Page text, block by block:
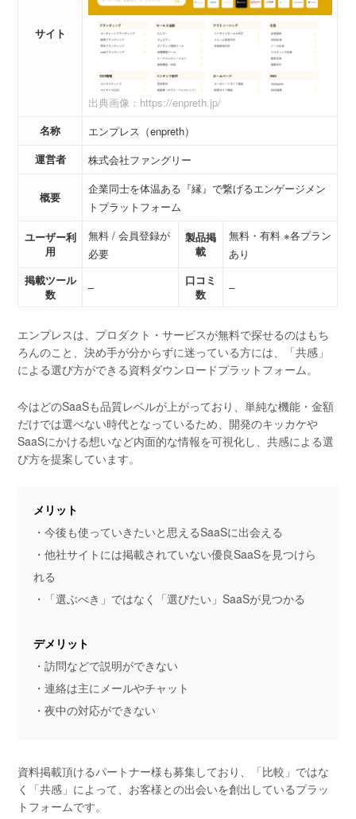
サイト
出典画像：https://enpreth.jp/
名称
エンプレス（enpreth）
運営者
株式会社ファングリー
概要
企業同士を体温ある『縁』で繋げるエンゲージメン
トプラットフォーム
ユーザー利
用
無料 / 会員登録が
必要
製品掲
載
無料・有料 ※各プラン
あり
掲載ツール
数
–
口コミ
数
–
エンプレスは、プロダクト・サービスが無料で探せるのはもち
ろんのこと、決め手が分からずに迷っている方には、「共感」
による選び方ができる資料ダウンロードプラットフォーム。
今はどのSaaSも品質レベルが上がっており、単純な機能・金額
だけでは選べない時代となっているため、開発のキッカケや
SaaSにかける想いなど内面的な情報を可視化し、共感による選
び方を提案しています。
メリット
・今後も使っていきたいと思えるSaaSに出会える
・他社サイトには掲載されていない優良SaaSを見つけら
れる
・「選ぶべき」ではなく「選びたい」SaaSが見つかる
デメリット
・訪問などで説明ができない
・連絡は主にメールやチャット
・夜中の対応ができない
資料掲載頂けるパートナー様も募集しており、「比較」ではな
く「共感」によって、お客様との出会いを創出しているプラッ
トフォームです。